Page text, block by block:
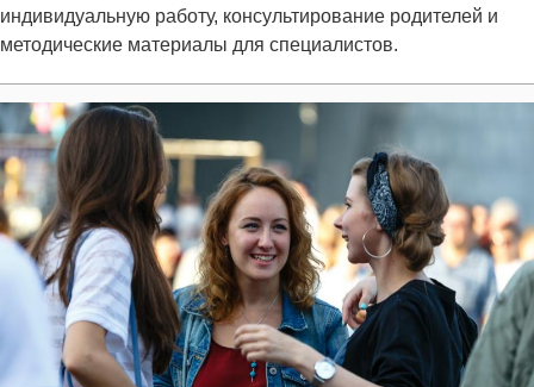
индивидуальную работу, консультирование родителей и
методические материалы для специалистов.